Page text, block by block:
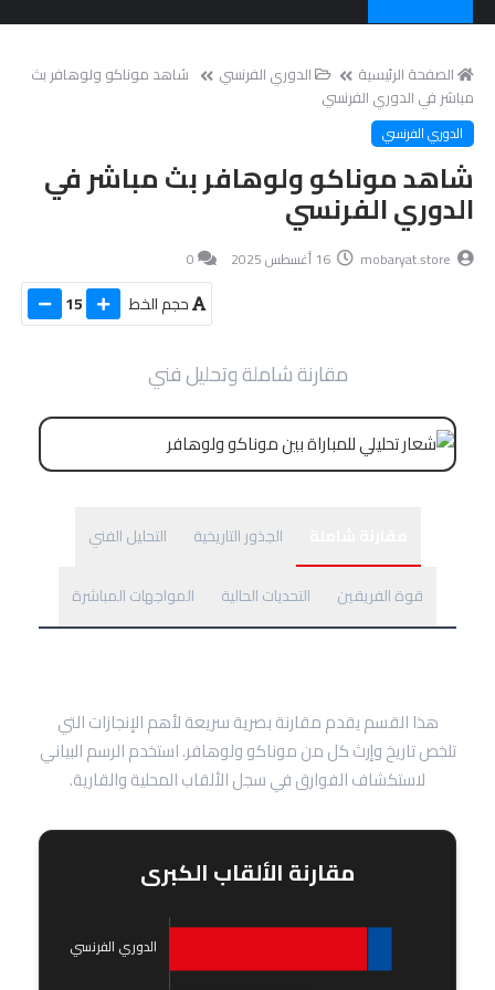
الصفحة الرئيسية الدوري الفرنسي
شاهد موناكو ولوهافر بث
مباشر في الدوري الفرنسي
الدوري الفرنسي
شاهد موناكو ولوهافر بث مباشر في
الدوري الفرنسي
mobaryat.store
0
حجم الخط 15
مقارنة شاملة وتحليل فني
الجذور التاريخية التحليل الفني
قوة الفريقين التحديات الحالية المواجهات المباشرة
هذا القسم يقدم مقارنة بصرية سريعة لأهم الإنجازات التي
تلخص تاريخ وإرث كل من موناكو ولوهافر. استخدم الرسم البياني
لاستكشاف الفوارق في سجل الألقاب المحلية والقارية.
مقارنة الألقاب الكبرى